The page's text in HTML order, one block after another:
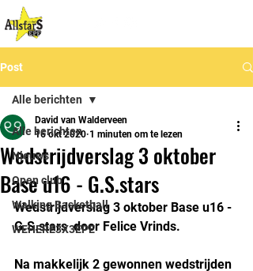
Post
Alle berichten
Nieuws
Open club
Walking Basketball
WEHERE3X3EPE
Alle berichten
Wedstrijdverslag 3 oktober
Base u16 - G.S.stars
David van Walderveen
16 okt 2020 1 minuten om te lezen
Wedstrijdverslag 3 oktober Base u16 -
G.S.stars  door Felice Vrinds.
Na makkelijk 2 gewonnen wedstrijden